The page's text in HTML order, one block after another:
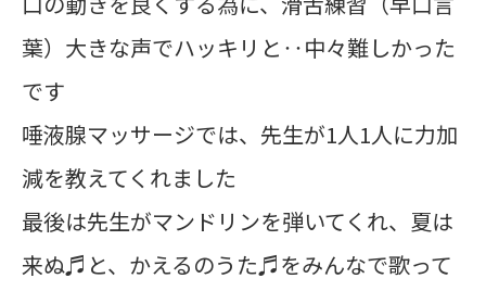
葉）大きな声でハッキリと‥中々難しかった
です
唾液腺マッサージでは、先生が1人1人に力加
減を教えてくれました
最後は先生がマンドリンを弾いてくれ、夏は
来ぬ♬と、かえるのうた♬をみんなで歌って